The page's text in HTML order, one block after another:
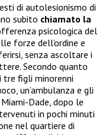
di autolesionismo di
subito chiamato la
psicologica del
forze dell’ordine e
senza ascoltare i
Secondo quanto
tre figli minorenni
un’ambulanza e gli
Dade, dopo le
in pochi minuti
nel quartiere di